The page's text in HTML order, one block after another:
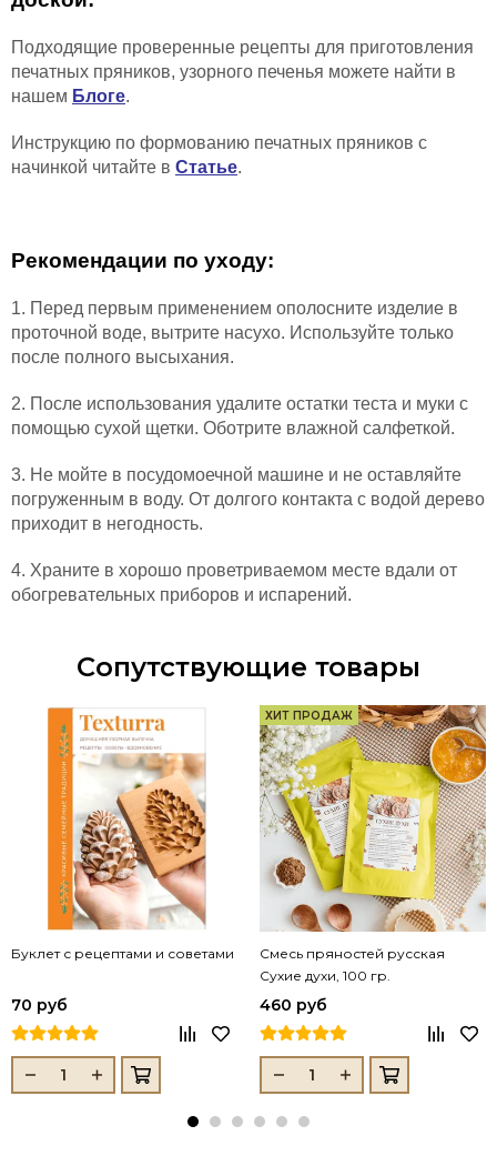
Подходящие проверенные рецепты для приготовления
печатных пряников, узорного печенья можете найти в
нашем Блоге.
Инструкцию по формованию печатных пряников с
начинкой читайте в Статье.
Рекомендации по уходу:
1. Перед первым применением ополосните изделие в
проточной воде, вытрите насухо. Используйте только
после полного высыхания.
2. После использования удалите остатки теста и муки с
помощью сухой щетки. Оботрите влажной салфеткой.
3. Не мойте в посудомоечной машине и не оставляйте
погруженным в воду. От долгого контакта с водой дерево
приходит в негодность.
4. Храните в хорошо проветриваемом месте вдали от
обогревательных приборов и испарений.
Сопутствующие товары
Буклет с рецептами и советами
70 руб
ХИТ ПРОДАЖ
Смесь пряностей русская
Сухие духи, 100 гр.
460 руб